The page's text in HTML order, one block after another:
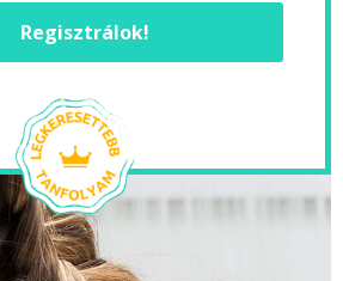
Regisztrálok!